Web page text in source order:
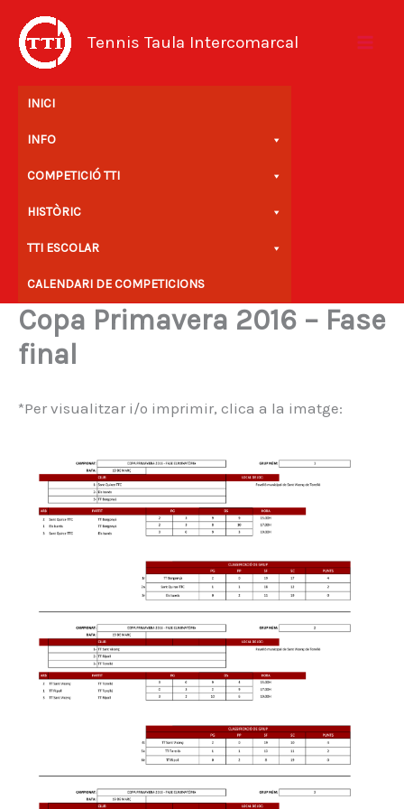
contingut
Tennis Taula Intercomarcal
INICI
INFO
COMPETICIÓ TTI
HISTÒRIC
TTI ESCOLAR
CALENDARI DE COMPETICIONS
Copa Primavera 2016 – Fase
final
*Per visualitzar i/o imprimir, clica a la imatge: